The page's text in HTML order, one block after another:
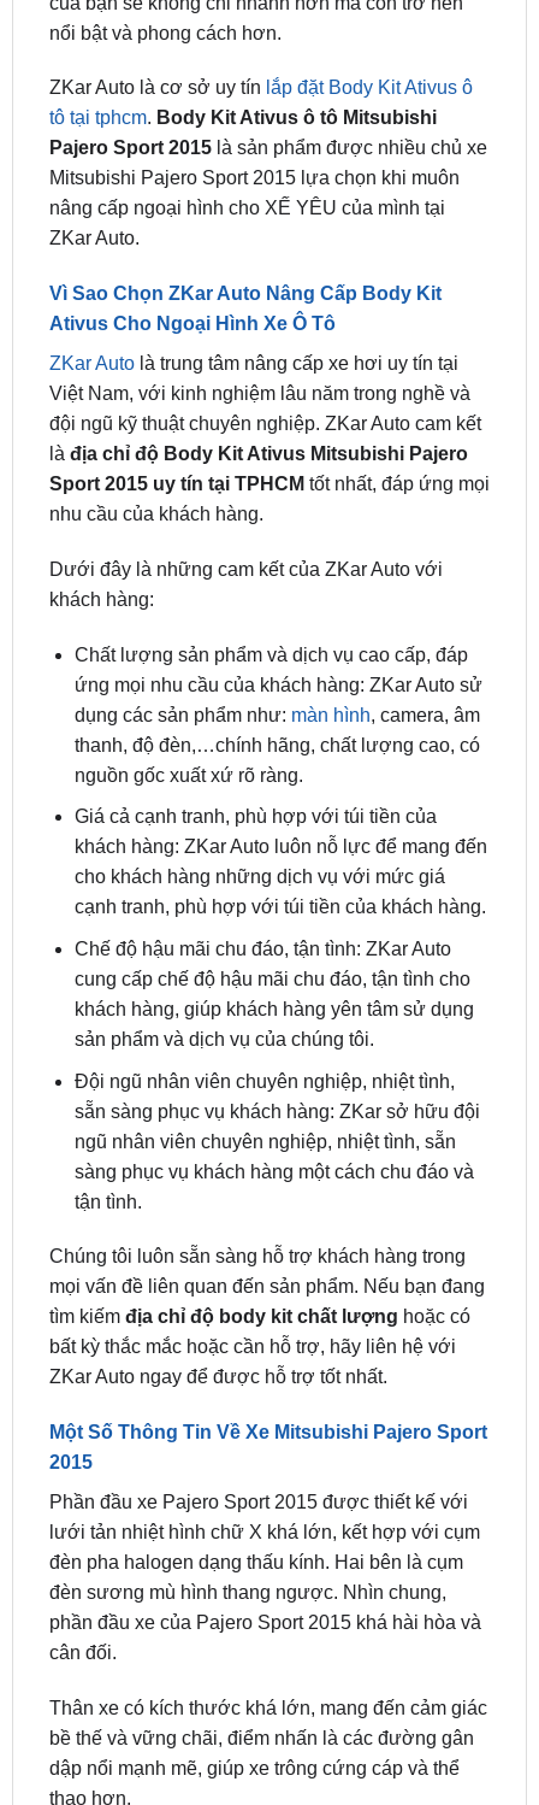
ZKar Auto là cơ sở uy tínlắp đặt Body Kit Ativus ô
Pajero Sport 2015 là sản phẩm được nhiều chủ xe
Mitsubishi Pajero Sport 2015 lựa chọn khi muôn
nâng cấp ngoại hình cho XẾ YÊU của mình tại
ZKar Auto.
Vì Sao Chọn ZKar Auto Nâng Cấp Body Kit
ZKar Autolà trung tâm nâng cấp xe hơi uy tín tại
Việt Nam, với kinh nghiệm lâu năm trong nghề và
đội ngũ kỹ thuật chuyên nghiệp. ZKar Auto cam kết
làđịa chỉ độ Body Kit Ativus Mitsubishi Pajero
Sport 2015 uy tín tại TPHCMtốt nhất, đáp ứng mọi
nhu cầu của khách hàng.
Dưới đây là những cam kết của ZKar Auto với
Chất lượng sản phẩm và dịch vụ cao cấp, đáp
dụng các sản phẩm như: màn hình, camera, âm
thanh, độ đèn,…chính hãng, chất lượng cao, có
nguồn gốc xuất xứ rõ ràng.
Giá cả cạnh tranh, phù hợp với túi tiền của
khách hàng: ZKar Auto luôn nỗ lực để mang đến
cho khách hàng những dịch vụ với mức giá
cạnh tranh, phù hợp với túi tiền của khách hàng.
Chế độ hậu mãi chu đáo, tận tình: ZKar Auto
cung cấp chế độ hậu mãi chu đáo, tận tình cho
khách hàng, giúp khách hàng yên tâm sử dụng
sản phẩm và dịch vụ của chúng tôi.
Đội ngũ nhân viên chuyên nghiệp, nhiệt tình,
sẵn sàng phục vụ khách hàng: ZKar sở hữu đội
ngũ nhân viên chuyên nghiệp, nhiệt tình, sẵn
sàng phục vụ khách hàng một cách chu đáo và
tận tình.
Chúng tôi luôn sẵn sàng hỗ trợ khách hàng trong
tìm kiếmđịa chỉ độ body kit chất lượnghoặc có
bất kỳ thắc mắc hoặc cần hỗ trợ, hãy liên hệ với
ZKar Auto ngay để được hỗ trợ tốt nhất.
Một Số Thông Tin Về Xe Mitsubishi Pajero Sport
Phần đầu xe Pajero Sport 2015 được thiết kế với
lưới tản nhiệt hình chữ X khá lớn, kết hợp với cụm
đèn pha halogen dạng thấu kính. Hai bên là cụm
đèn sương mù hình thang ngược. Nhìn chung,
phần đầu xe của Pajero Sport 2015 khá hài hòa và
cân đối.
Thân xe có kích thước khá lớn, mang đến cảm giác
dập nổi mạnh mẽ, giúp xe trông cứng cáp và thể
thao hơn.
Phần đuôi xe Pajero Sport 2015 khá đơn giản, với